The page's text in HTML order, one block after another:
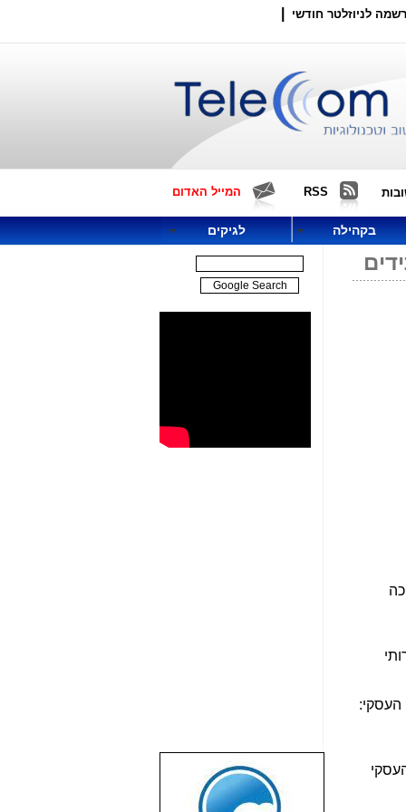
לניוזלטר חודשי
RSS המייל האדום
בקהילה לגיקים
העסקי:
שבוע טוב לכל
הגולשים באשר